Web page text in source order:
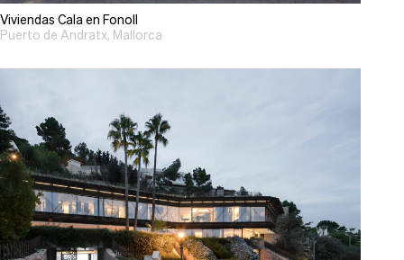
Viviendas Cala en Fonoll
Puerto de Andratx, Mallorca